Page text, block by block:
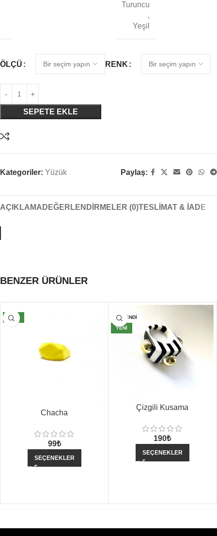
Turuncu
,
Yeşil
ÖLÇÜ RENK
SEPETE EKLE
Kategoriler: Yüzük Paylaş:
AÇIKLAMA DEĞERLENDIRMELER (0)TESLIMAT & İADE
BENZER ÜRÜNLER
YENI
Chacha
99₺
SEÇENEKLER
TÜKENDI
YENI
Çizgili Kusama
190₺
SEÇENEKLER